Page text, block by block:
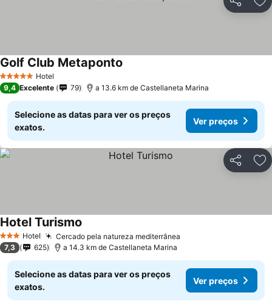
Partilhar
5 Estrelas Hotel
Golf Club Metaponto
9,4 Excelente 79 a 13.6 km de Castellaneta Marina
Selecione as datas para ver os preços
exatos.
Ver preços
Partilhar
3 EstrelasHotel Cercado pela natureza mediterrânea
Hotel Turismo
7,3 625 a 14.3 km de Castellaneta Marina
Selecione as datas para ver os preços
exatos.
Ver preços